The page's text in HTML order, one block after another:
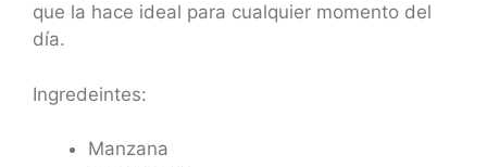
que la hace ideal para cualquier momento del
día.
Ingredeintes:
Manzana